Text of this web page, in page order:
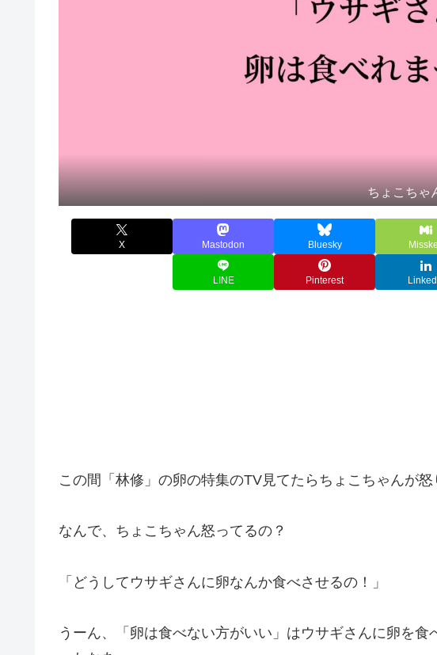
ちょこちゃ
X Mastodon Bluesky
LINE Pinterest
この間「林修」の卵の特集のTV見てたらちょこちゃんが怒
なんで、ちょこちゃん怒ってるの？
「どうしてウサギさんに卵なんか食べさせるの！」
うーん、「卵は食べない方がいい」はウサギさんに卵を